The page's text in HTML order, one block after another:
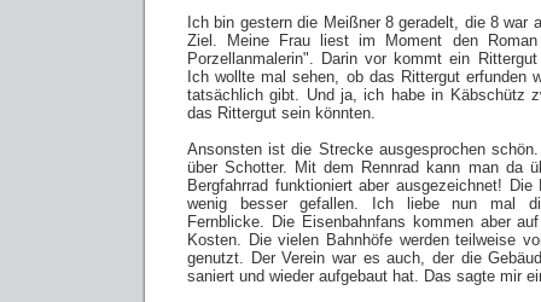
Ich bin gestern die Meißner 8 geradelt, die 8 war
Ziel. Meine Frau liest im Moment den
Porzellanmalerin". Darin vor kommt ein
Ich wollte mal sehen, ob das Rittergut erfunden
tatsächlich gibt. Und ja, ich habe in Käbschütz
das Rittergut sein könnten.
Ansonsten ist die Strecke ausgesprochen
über Schotter. Mit dem Rennrad kann man da
Bergfahrrad funktioniert aber ausgezeichnet!
wenig besser gefallen. Ich liebe nun mal
Fernblicke. Die Eisenbahnfans kommen aber
Kosten. Die vielen Bahnhöfe werden teilweise
genutzt. Der Verein war es auch, der die
saniert und wieder aufgebaut hat. Das sagte mir